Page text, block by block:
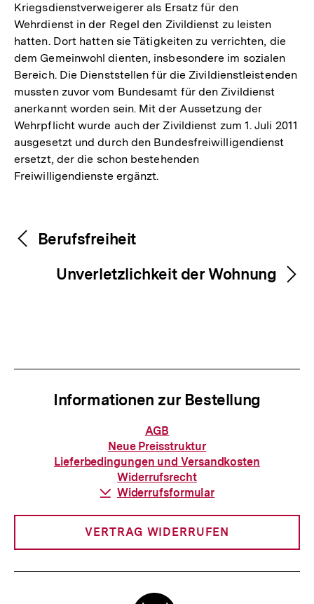
Kriegsdienstverweigerer als Ersatz für den
Wehrdienst in der Regel den Zivildienst zu leisten
hatten. Dort hatten sie Tätigkeiten zu verrichten, die
dem Gemeinwohl dienten, insbesondere im sozialen
Bereich. Die Dienststellen für die Zivildienstleistenden
mussten zuvor vom Bundesamt für den Zivildienst
anerkannt worden sein. Mit der Aussetzung der
Wehrpflicht wurde auch der Zivildienst zum 1. Juli 2011
ausgesetzt und durch den Bundesfreiwilligendienst
ersetzt, der die schon bestehenden
Freiwilligendienste ergänzt.
Inhaltsnavigation
Inhaltsnavigation
Berufsfreiheit
Unverletzlichkeit der Wohnung
Informationen zur Bestellung
Informationen
zur
Bestellung
AGB
Neue Preisstruktur
Lieferbedingungen und Versandkosten
Widerrufsrecht
Download-
Widerrufsformular
VERTRAG WIDERRUFEN